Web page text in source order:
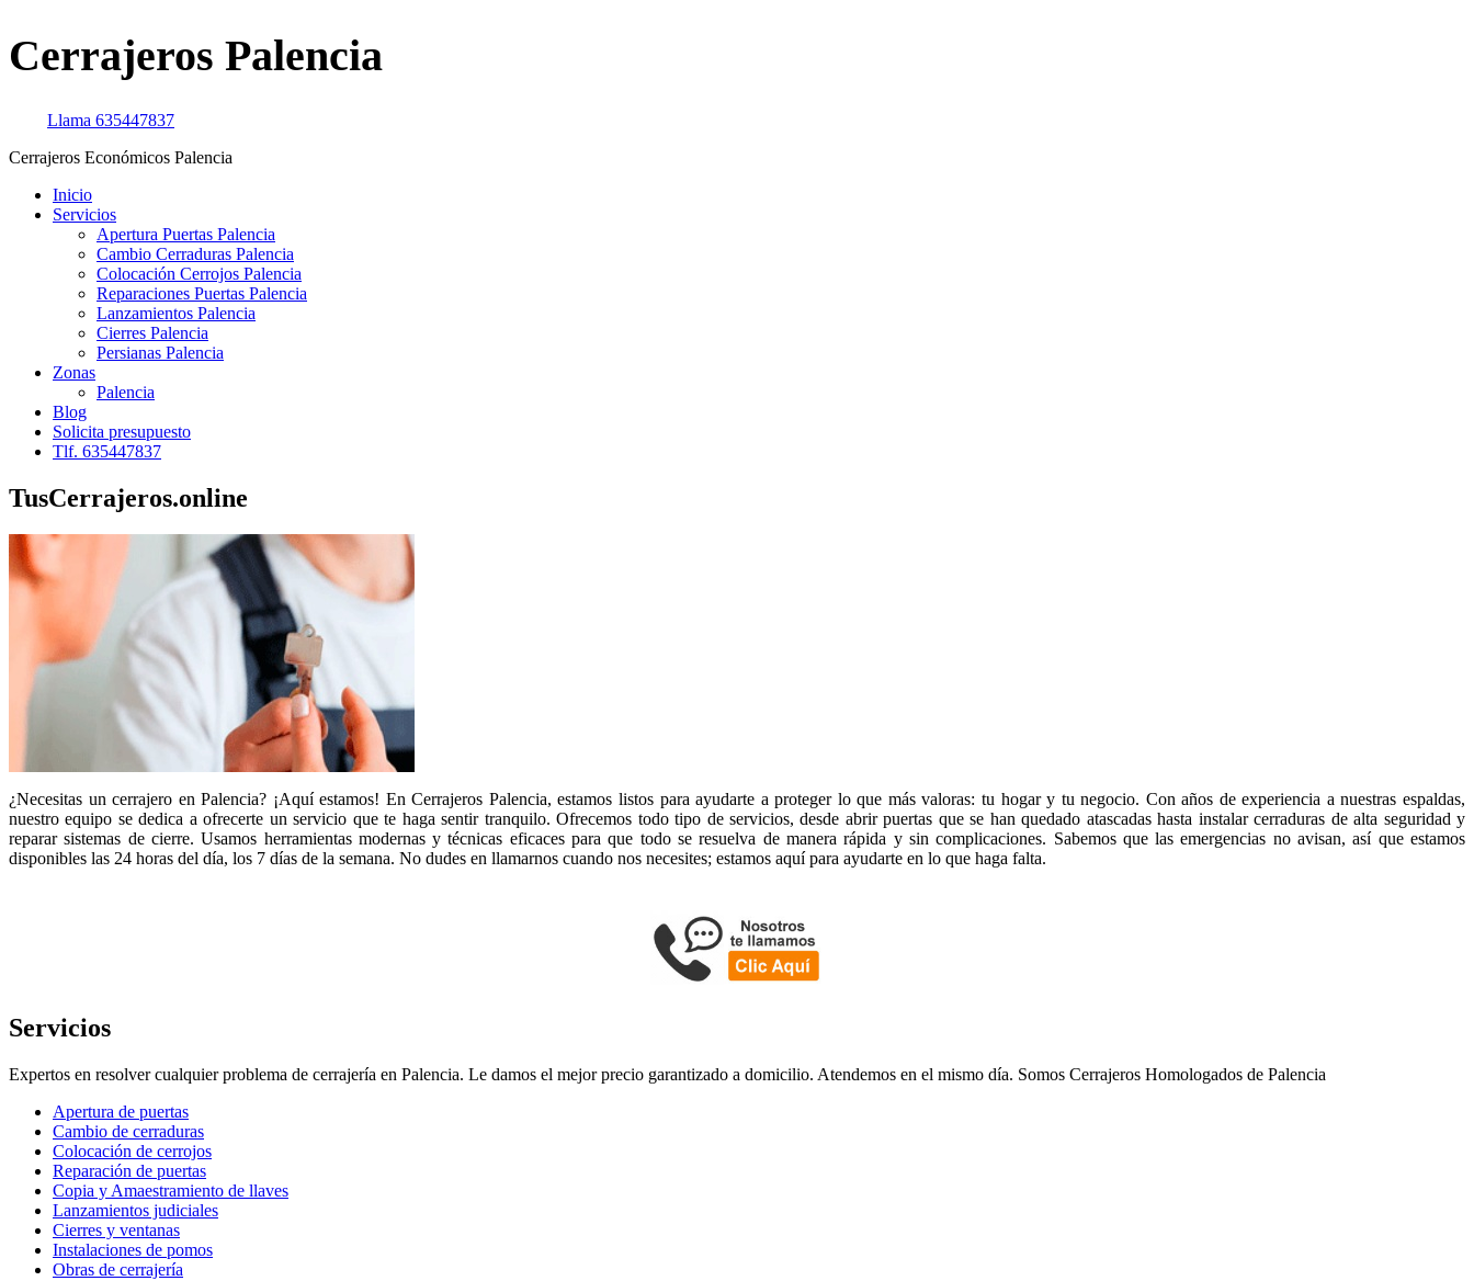
Cerrajeros Palencia
Llama 635447837
Cerrajeros Económicos Palencia
Inicio
Servicios
Apertura Puertas Palencia
Cambio Cerraduras Palencia
Colocación Cerrojos Palencia
Reparaciones Puertas Palencia
Lanzamientos Palencia
Cierres Palencia
Persianas Palencia
Zonas
Palencia
Blog
Solicita presupuesto
Tlf. 635447837
TusCerrajeros.online
¿Necesitas un cerrajero en Palencia? ¡Aquí estamos! En Cerrajeros Palencia, estamos listos para ayudarte a proteger lo que más valoras: tu hogar y tu negocio. Con años de experiencia a nuestras espaldas,
nuestro equipo se dedica a ofrecerte un servicio que te haga sentir tranquilo. Ofrecemos todo tipo de servicios, desde abrir puertas que se han quedado atascadas hasta instalar cerraduras de alta seguridad y
reparar sistemas de cierre. Usamos herramientas modernas y técnicas eficaces para que todo se resuelva de manera rápida y sin complicaciones. Sabemos que las emergencias no avisan, así que estamos
disponibles las 24 horas del día, los 7 días de la semana. No dudes en llamarnos cuando nos necesites; estamos aquí para ayudarte en lo que haga falta.
Servicios
Expertos en resolver cualquier problema de cerrajería en Palencia. Le damos el mejor precio garantizado a domicilio. Atendemos en el mismo día. Somos Cerrajeros Homologados de Palencia
Apertura de puertas
Cambio de cerraduras
Colocación de cerrojos
Reparación de puertas
Copia y Amaestramiento de llaves
Lanzamientos judiciales
Cierres y ventanas
Instalaciones de pomos
Obras de cerrajería